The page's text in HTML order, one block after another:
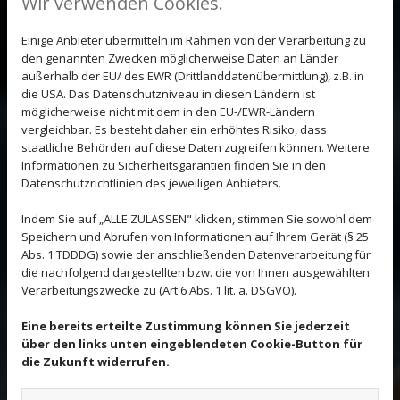
Einmal angehabt und schon findet sich ein kleines Loch oder ein
Riss im neuen, teuren Kleidungsstück. Aber auch alte Lieblinge
können schnell durch allgemeinen Verschleiß, Motten oder
fliegende Funken Beschädigungen davon tragen. Das ist mehr
als ärgerlich, doch es bedeutet nicht, dass Sie Ihre Kleidung
sofort in den Müll werfen oder zur Altkleidersammlung bringen
müssen. Die einfache Lösung heißt hier Kunststopfen.
Wollstoffe ausgebessert werden, sodass der jeweilige Schaden
augenscheinlich verschwindet. Kunststopferei ist nicht
gleichzusetzen mit Zauberei, manche Beschädigungen können
besser behoben werden als andere. Es kommt dabei ganz auf
die jeweiligen Stoffe, Muster und die Verarbeitung des Materials
Trotzdem wurden mit dieser Methode schon viele Anzüge,
Wollpullover und Hosen in der Jörg Krautheim Maßschneiderei
Einige Anbieter übermitteln im Rahmen von der Verarbeitung zu
den genannten Zwecken möglicherweise Daten an Länder
außerhalb der EU/ des EWR (Drittlanddatenübermittlung), z.B. in
die USA. Das Datenschutzniveau in diesen Ländern ist
möglicherweise nicht mit dem in den EU-/EWR-Ländern
vergleichbar. Es besteht daher ein erhöhtes Risiko, dass
staatliche Behörden auf diese Daten zugreifen können. Weitere
Informationen zu Sicherheitsgarantien finden Sie in den
Datenschutzrichtlinien des jeweiligen Anbieters.
Indem Sie auf „ALLE ZULASSEN" klicken, stimmen Sie sowohl dem
Speichern und Abrufen von Informationen auf Ihrem Gerät (§ 25
Abs. 1 TDDDG) sowie der anschließenden Datenverarbeitung für
die nachfolgend dargestellten bzw. die von Ihnen ausgewählten
Verarbeitungszwecke zu (Art 6 Abs. 1 lit. a. DSGVO).
Eine bereits erteilte Zustimmung können Sie jederzeit
über den links unten eingeblendeten Cookie-Button für
die Zukunft widerrufen.